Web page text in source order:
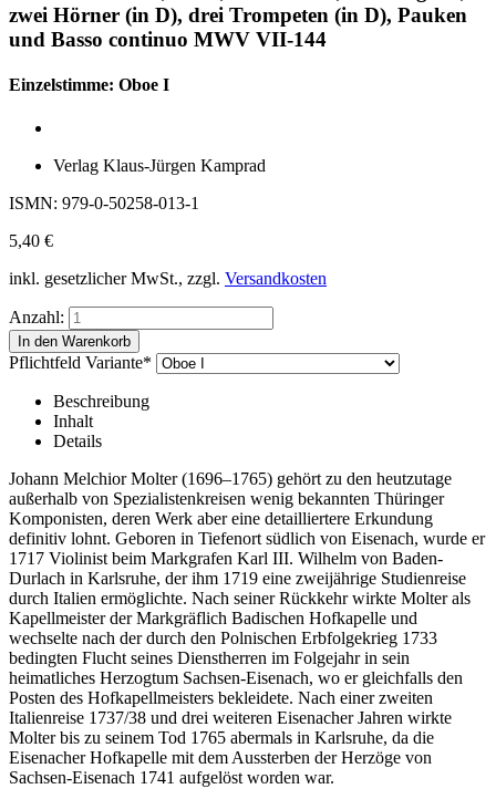
zwei Hörner (in D), drei Trompeten (in D), Pauken
und Basso continuo MWV VII-144
Einzelstimme: Oboe I
Verlag Klaus-Jürgen Kamprad
ISMN: 979-0-50258-013-1
5,40 €
inkl. gesetzlicher MwSt., zzgl. Versandkosten
Anzahl:
Pflichtfeld Variante*
Beschreibung
Inhalt
Details
Johann Melchior Molter (1696–1765) gehört zu den heutzutage
außerhalb von Spezialistenkreisen wenig bekannten Thüringer
Komponisten, deren Werk aber eine detailliertere Erkundung
definitiv lohnt. Geboren in Tiefenort südlich von Eisenach, wurde er
1717 Violinist beim Markgrafen Karl III. Wilhelm von Baden-
Durlach in Karlsruhe, der ihm 1719 eine zweijährige Studienreise
durch Italien ermöglichte. Nach seiner Rückkehr wirkte Molter als
Kapellmeister der Markgräflich Badischen Hofkapelle und
wechselte nach der durch den Polnischen Erbfolgekrieg 1733
bedingten Flucht seines Dienstherren im Folgejahr in sein
heimatliches Herzogtum Sachsen-Eisenach, wo er gleichfalls den
Posten des Hofkapellmeisters bekleidete. Nach einer zweiten
Italienreise 1737/38 und drei weiteren Eisenacher Jahren wirkte
Molter bis zu seinem Tod 1765 abermals in Karlsruhe, da die
Eisenacher Hofkapelle mit dem Aussterben der Herzöge von
Sachsen-Eisenach 1741 aufgelöst worden war.